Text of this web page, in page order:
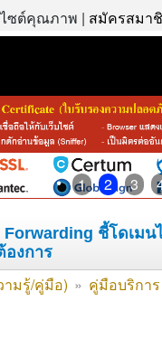
ไซต์คุณภาพ | สมัครสมา
1 2 3
ชี้โดเมน
องการ
ามรู้/คู่มือ) » คู่มือบริการ